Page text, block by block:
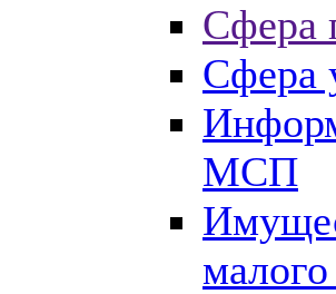
Сфера
Сфера
МСП